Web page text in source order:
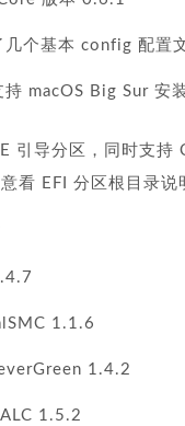
几个基本 config 配置
持 macOS Big Sur 安
引导分区，同时支
看 EFI 分区根目录说
1.1.6
1.4.2
1.5.2